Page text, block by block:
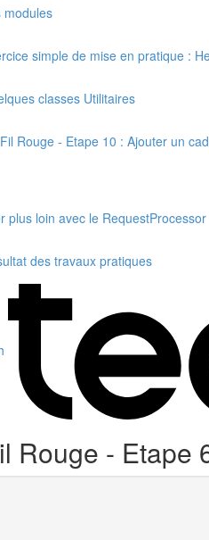
modules
simple de mise en pratique :
classes Utilitaires
Rouge - Etape 10 : Ajouter un
plus loin avec le RequestProcessor
des travaux pratiques
Rouge - Etape